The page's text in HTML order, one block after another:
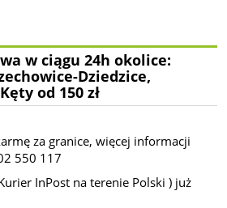
w ciągu 24h okolice:
Dziedzice,
od 150 zł
za granice, więcej informacji
550 117
InPost na terenie Polski ) już